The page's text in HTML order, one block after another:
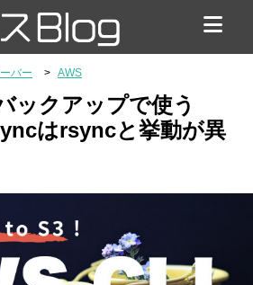
バー AWS
ックアップで使う
はrsyncと挙動が異